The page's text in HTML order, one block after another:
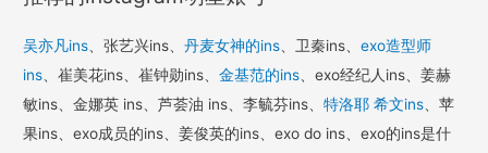
吴亦凡ins 、张艺兴ins、丹麦女神的ins 、卫秦ins、exo造型师
ins 、崔美花ins、崔钟勋ins、金基范的ins 、exo经纪人ins、姜赫
敏ins、金娜英 ins、芦荟油 ins、李毓芬ins、特洛耶 希文ins 、苹
果ins、exo成员的ins、姜俊英的ins、exo do ins、exo的ins是什